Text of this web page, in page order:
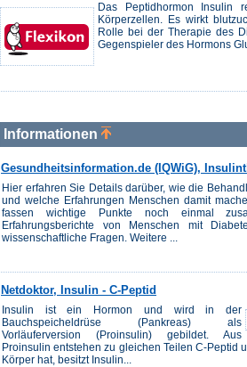
Das Peptidhormon Insulin
Körperzellen. Es wirkt
Rolle bei der Therapie des
Gegenspieler des Hormons
Informationen
Gesundheitsinformation.de (IQWiG),
Hier erfahren Sie Details darüber, wie die
und welche Erfahrungen Menschen damit
fassen wichtige Punkte noch einmal
Erfahrungsberichte von Menschen mit
wissenschaftliche Fragen. Weitere ...
Netdoktor, Insulin - C-Peptid
Insulin ist ein Hormon und wird in der
Bauchspeicheldrüse (Pankreas) als
Vorläuferversion (Proinsulin) gebildet. Aus
Proinsulin entstehen zu gleichen Teilen C-Peptid
Körper hat, besitzt Insulin...